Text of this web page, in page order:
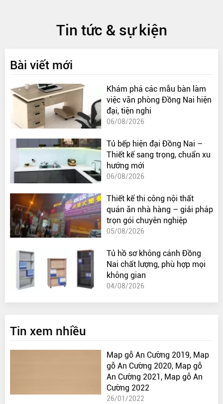
Tin tức & sự kiện
Bài viết mới
Khám phá các mẫu bàn làm
việc văn phòng Đồng Nai hiện
đại, tiện nghi
06/08/2026
Tủ bếp hiện đại Đồng Nai –
Thiết kế sang trọng, chuẩn xu
hướng mới
06/08/2026
Thiết kế thi công nội thất
quán ăn nhà hàng – giải pháp
trọn gói chuyên nghiệp
05/08/2026
Tủ hồ sơ không cánh Đồng
Nai chất lượng, phù hợp mọi
không gian
04/08/2026
Tin xem nhiều
Map gỗ An Cường 2019, Map
gỗ An Cường 2020, Map gỗ
An Cường 2021, Map gỗ An
Cường 2022
26/01/2022